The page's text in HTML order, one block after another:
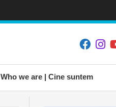
Who we are | Cine suntem